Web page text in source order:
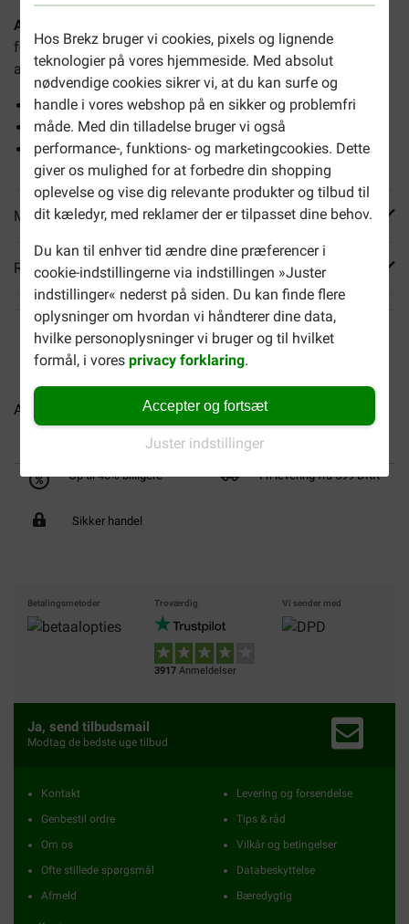
Hos Brekz bruger vi cookies, pixels og lignende
teknologier på vores hjemmeside. Med absolut
nødvendige cookies sikrer vi, at du kan surfe og
handle i vores webshop på en sikker og problemfri
måde. Med din tilladelse bruger vi også
performance-, funktions- og marketingcookies. Dette
giver os mulighed for at forbedre din shopping
oplevelse og vise dig relevante produkter og tilbud til
dit kæledyr, med reklamer der er tilpasset dine behov.
Du kan til enhver tid ændre dine præferencer i
cookie-indstillingerne via indstillingen »Juster
indstillinger« nederst på siden. Du kan finde flere
oplysninger om hvordan vi håndterer dine data,
hvilke personoplysninger vi bruger og til hvilket
formål, i voresprivacy forklaring.
Accepter og fortsæt
Juster indstillinger
Acana Highest Protein Pacifica hundefoder
foder med fisk og er velegnet til hunde af alle racer og
aldre.
Fire arter af saltvandsfisk
Uden korn, majs og ris
Fri for kemiske tilsætningsstoffer
Mere info
Reviews
Acana Light & Fit hundefoder Acana Adult Large Breed...
Op til 40% billigere Fri levering fra 599 DKK
Sikker handel
Betalingsmetoder Troværdig
3917 Anmeldelser
Vi sender med
Ja, send tilbudsmail
Modtag de bedste uge tilbud
Kontakt
Genbestil ordre
Om os
Ofte stillede spørgsmål
Afmeld
Levering og forsendelse
Tips & råd
Vilkår og betingelser
Databeskyttelse
Bæredygtig